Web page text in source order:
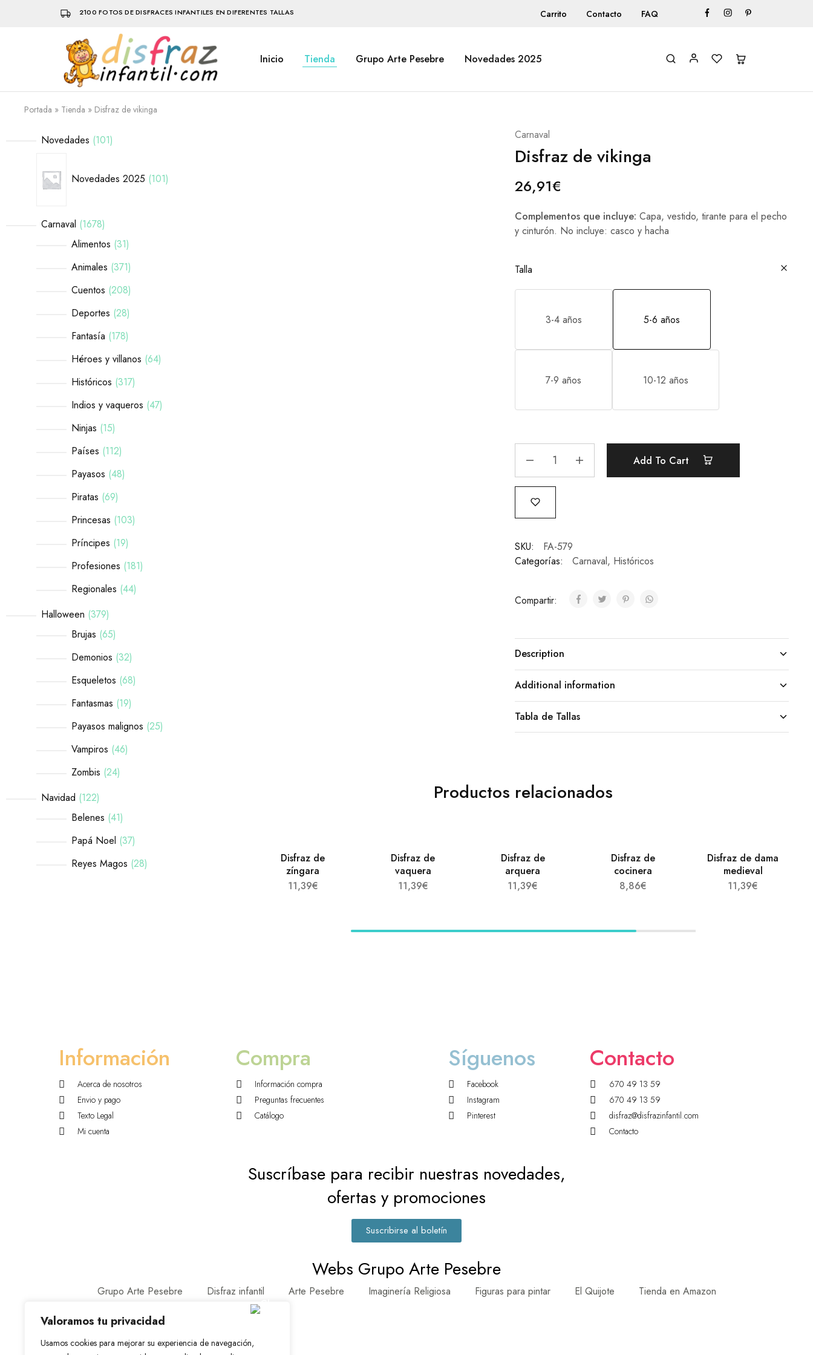
Valoramos tu privacidad
Usamos cookies para mejorar su experiencia de navegación,
2100 FOTOS DE DISFRACES INFANTILES EN DIFERENTES TALLAS Carrito Contacto FAQ
Disfraz
Infantil
Disfraces
infantiles
que
hacen
la
Inicio Tienda Grupo Arte Pesebre Novedades 2025
Portada » Tienda » Disfraz de vikinga
Carnaval
Disfraz de vikinga
26,91€
Complementos que incluye: Capa, vestido, tirante para el pecho
y cinturón. No incluye: casco y hacha
Talla
3-4 años 5-6 años
7-9 años 10-12 años
Add To Cart
SKU:
FA-579
Categorías:
Carnaval, Históricos
Compartir:
Description
Additional information
Tabla de Tallas
Productos relacionados
Disfraz de
zíngara
11,39€
Disfraz de
vaquera
11,39€
Disfraz de
arquera
11,39€
Disfraz de
cocinera
8,86€
Disfraz de dama
medieval
11,39€
Novedades 101
Novedades 2025 101
Carnaval 1678
Alimentos 31
Animales 371
Cuentos 208
Deportes 28
Fantasía 178
Héroes y villanos 64
Históricos 317
Indios y vaqueros 47
Ninjas 15
Países 112
Payasos 48
Piratas 69
Princesas 103
Príncipes 19
Profesiones 181
Regionales 44
Halloween 379
Brujas 65
Demonios 32
Esqueletos 68
Fantasmas 19
Payasos malignos 25
Vampiros 46
Zombis 24
Navidad 122
Belenes 41
Papá Noel 37
Reyes Magos 28
Información
Acerca de nosotros
Envio y pago
Texto Legal
Mi cuenta
Compra
Información compra
Preguntas frecuentes
Catálogo
Síguenos
Facebook
Instagram
Pinterest
Contacto
670 49 13 59
670 49 13 59
disfraz@disfrazinfantil.com
Contacto
Suscríbase para recibir nuestras novedades,
ofertas y promociones
Suscribirse al boletín
Webs Grupo Arte Pesebre
Grupo Arte Pesebre Disfraz infantil Arte Pesebre Imaginería Religiosa Figuras para pintar El Quijote Tienda en Amazon